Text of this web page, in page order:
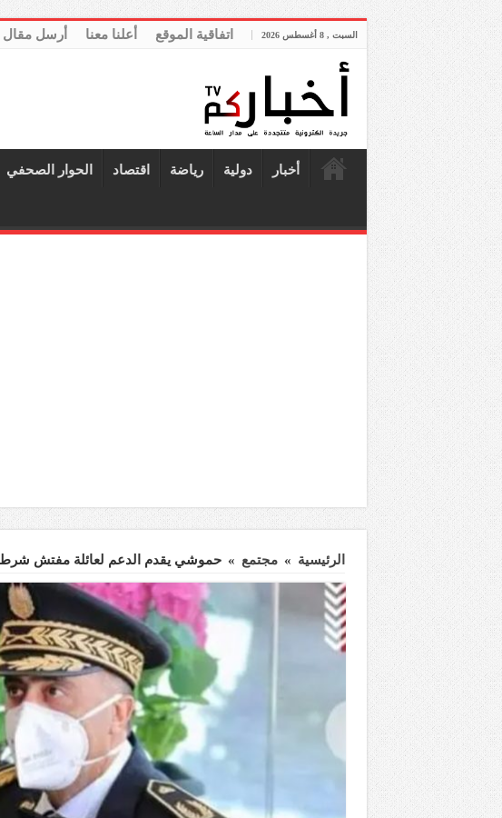
السبت , 8 أغسطس 2026 اتفاقية الموقع أعلنا معنا أرسل مقال
أخبار دولية رياضة اقتصاد الحوار الصحفي
الرئيسية » مجتمع » حموشي يقدم الدعم لعائلة مفتش